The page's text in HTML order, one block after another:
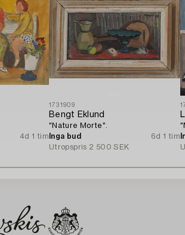
4d 1 tim
1731909
Bengt Eklund
"Nature Morte".
Inga bud
6d 1 tim
Utropspris 2 500 SEK